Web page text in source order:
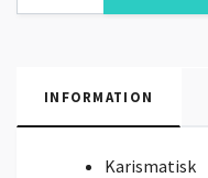
INFORMATION
Karismatisk